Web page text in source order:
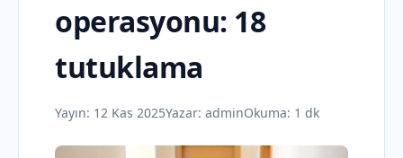
operasyonu: 18
tutuklama
Yayın: 12 Kas 2025Yazar: adminOkuma: 1 dk